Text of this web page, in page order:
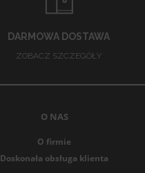
DARMOWA DOSTAWA
ZOBACZ SZCZEGÓŁY
O NAS
O firmie
Doskonała obsługa klienta